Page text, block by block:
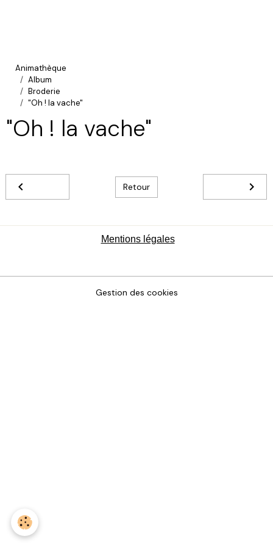
Animathèque
Album
Broderie
"Oh ! la vache"
"Oh ! la vache"
Retour
Mentions légales
Gestion des cookies